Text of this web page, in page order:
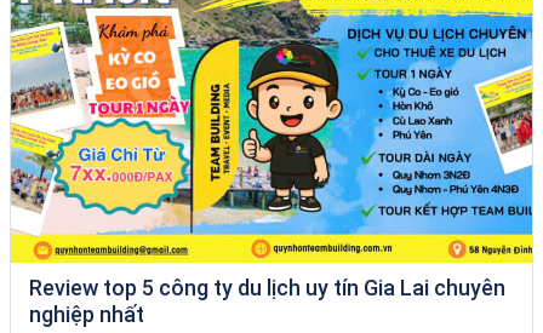
Review top 5 công ty du lịch uy tín Gia Lai chuyên
nghiệp nhất